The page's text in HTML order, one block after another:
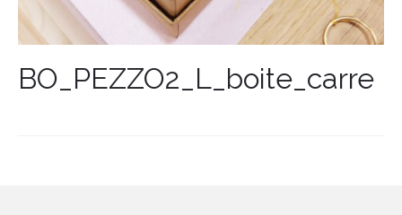
BO_PEZZO2_L_boite_carre